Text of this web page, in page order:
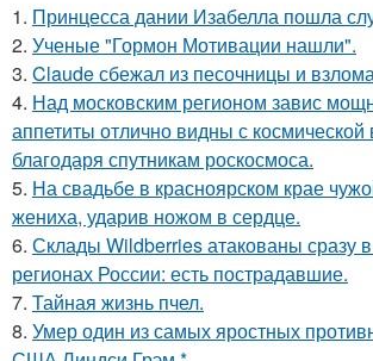
1. Принцесса дании Изабелла пошла
2. Ученые "Гормон Мотивации нашли".
3. Claude сбежал из песочницы и
4. Над московским регионом завис
аппетиты отлично видны с
благодаря спутникам роскосмоса.
5. На свадьбе в красноярском крае
жениха, ударив ножом в сердце.
6. Склады Wildberries атакованы сразу в
регионах России: есть пострадавшие.
7. Тайная жизнь пчел.
8. Умер один из самых яростных